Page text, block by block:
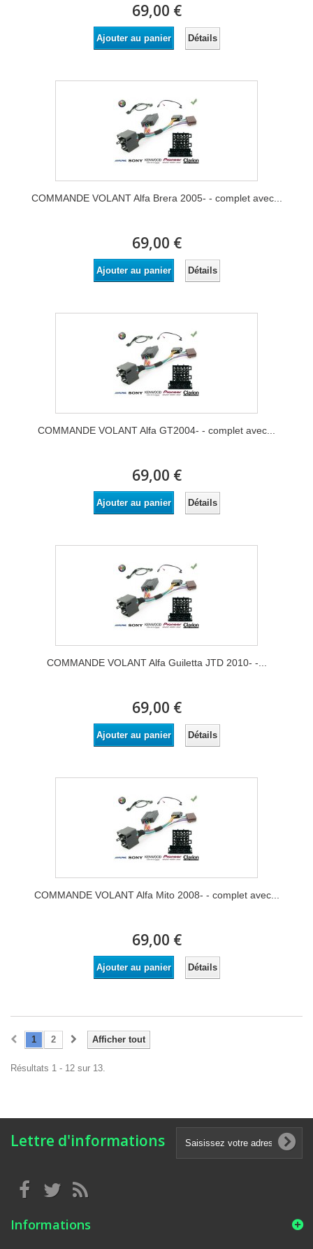
69,00 €
Ajouter au panier Détails
COMMANDE VOLANT Alfa Brera 2005- - complet avec...
69,00 €
Ajouter au panier Détails
COMMANDE VOLANT Alfa GT2004- - complet avec...
69,00 €
Ajouter au panier Détails
COMMANDE VOLANT Alfa Guiletta JTD 2010- -...
69,00 €
Ajouter au panier Détails
COMMANDE VOLANT Alfa Mito 2008- - complet avec...
69,00 €
Ajouter au panier Détails
Afficher tout
1 2
Résultats 1 - 12 sur 13.
Lettre d'informations
Informations